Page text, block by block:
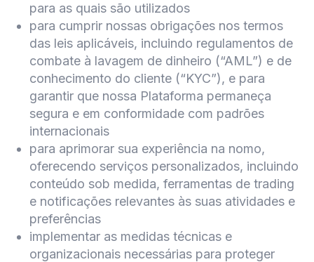
para as quais são utilizados
para cumprir nossas obrigações nos termos
das leis aplicáveis, incluindo regulamentos de
combate à lavagem de dinheiro (“AML”) e de
conhecimento do cliente (“KYC”), e para
garantir que nossa Plataforma permaneça
segura e em conformidade com padrões
internacionais
para aprimorar sua experiência na nomo,
oferecendo serviços personalizados, incluindo
conteúdo sob medida, ferramentas de trading
e notificações relevantes às suas atividades e
preferências
implementar as medidas técnicas e
organizacionais necessárias para proteger